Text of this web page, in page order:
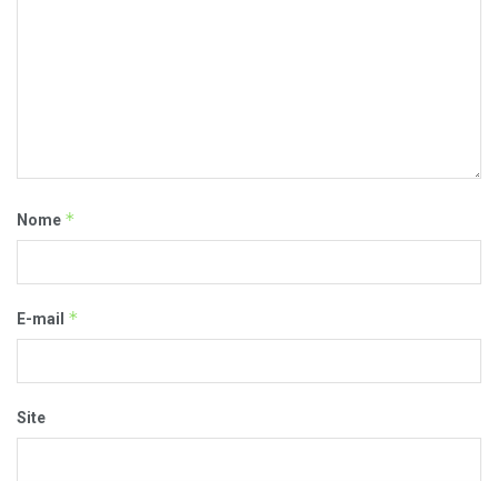
Nome *
E-mail *
Site